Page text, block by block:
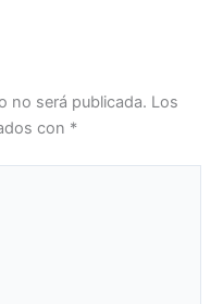
no será publicada. Los
con *